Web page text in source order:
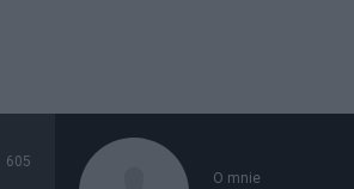
605
O mnie